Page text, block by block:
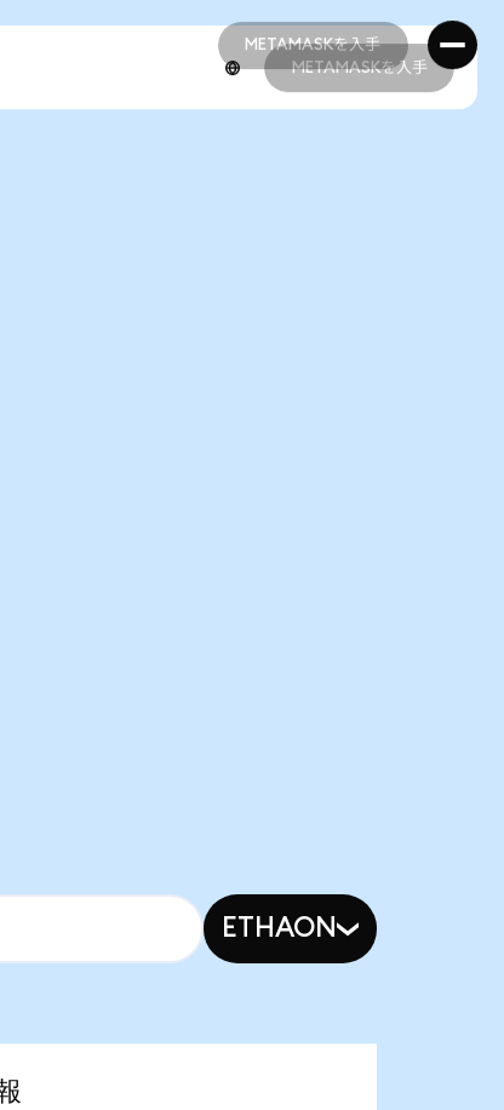
METAMASKを入手
METAMASKを入手
METAMASKを入手
ETHAON